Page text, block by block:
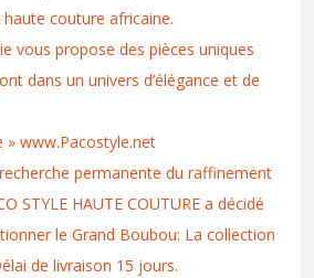
couture africaine.
vous propose des pièces uniques
dans un univers d’élégance et de
» www.Pacostyle.net
permanente du raffinement
STYLE HAUTE COUTURE a décidé
le Grand Boubou: La collection
de livraison 15 jours.